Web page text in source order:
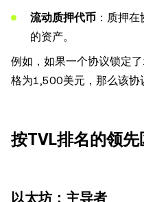
流动质押代币 ：质押
的资产。
例如，如果一个协议锁定
格为1,500美元，那么该协
按TVL排名的领
以太坊：主导者